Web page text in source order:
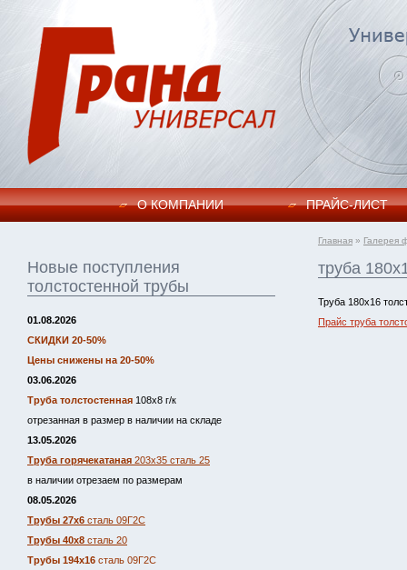
О КОМПАНИИ ПРАЙC-ЛИСТ
Новые поступления
толстостенной трубы
01.08.2026
СКИДКИ 20-50%
Цены снижены на 20-50%
03.06.2026
Труба толстостенная 108х8 г/к
отрезанная в размер в наличии на складе
13.05.2026
Труба горячекатаная 203х35 сталь 25
в наличии отрезаем по размерам
08.05.2026
Трубы 27х6 сталь 09Г2С
Трубы 40х8 сталь 20
Трубы 194х16 сталь 09Г2С
Главная » Галерея
труба
Труба 180х16
Прайс труба